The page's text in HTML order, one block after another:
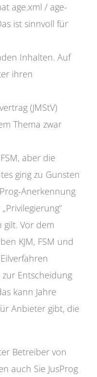
age.xml / age-
ist sinnvoll für
Inhalten. Auf
ihren
(JMStV)
Thema zwar
aber die
ging zu Gunsten
Anerkennung
gilt. Vor dem
KJM, FSM und
zur Entscheidung
kann Jahre
Anbieter gibt, die
Betreiber von
auch Sie JusProg